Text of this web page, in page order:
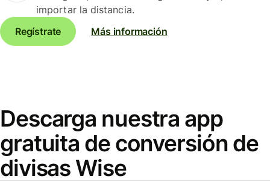
importar la distancia.
Regístrate
Más información
Descarga nuestra app
gratuita de conversión de
divisas Wise